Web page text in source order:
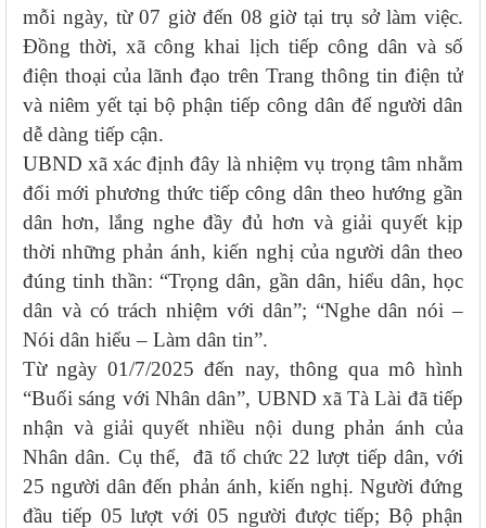
mỗi ngày, từ 07 giờ đến 08 giờ tại trụ sở làm việc.
Đồng thời, xã công khai lịch tiếp công dân và số
điện thoại của lãnh đạo trên Trang thông tin điện tử
và niêm yết tại bộ phận tiếp công dân để người dân
dễ dàng tiếp cận.
UBND xã xác định đây là nhiệm vụ trọng tâm nhằm
đổi mới phương thức tiếp công dân theo hướng gần
dân hơn, lắng nghe đầy đủ hơn và giải quyết kịp
thời những phản ánh, kiến nghị của người dân theo
đúng tinh thần: “Trọng dân, gần dân, hiểu dân, học
dân và có trách nhiệm với dân”; “Nghe dân nói –
Nói dân hiểu – Làm dân tin”.
Từ ngày 01/7/2025 đến nay, thông qua mô hình
“Buổi sáng với Nhân dân”, UBND xã Tà Lài đã tiếp
nhận và giải quyết nhiều nội dung phản ánh của
Nhân dân. Cụ thể, đã tổ chức 22 lượt tiếp dân, với
25 người dân đến phản ánh, kiến nghị. Người đứng
đầu tiếp 05 lượt với 05 người được tiếp; Bộ phận